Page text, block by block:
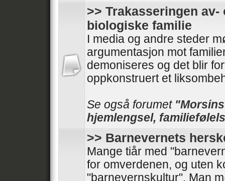
>> Trakasseringen
biologiske familie
I media og andre steder
argumentasjon mot
demoniseres og det blir
oppkonstruert et
Se også forumet
hjemlengsel,
>> Barnevernets
Mange tiår med
for omverdenen, og uten
"barnevernskultur". Man